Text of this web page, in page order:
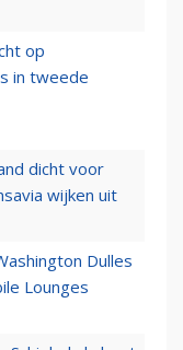
op
in tweede
dicht voor
wijken uit
Dulles
Lounges